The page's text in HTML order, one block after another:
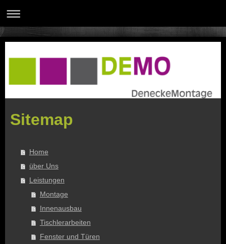
Sitemap
Home
über Uns
Leistungen
Montage
Innenausbau
Tischlerarbeiten
Fenster und Türen